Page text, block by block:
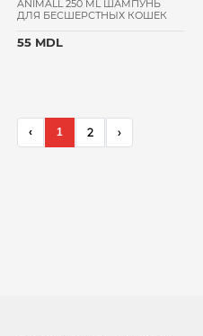
ANIMALL 250 ML ШАМПУНЬ
ДЛЯ БЕСШЕРСТНЫХ КОШЕК
55 MDL
‹ 1 2 ›